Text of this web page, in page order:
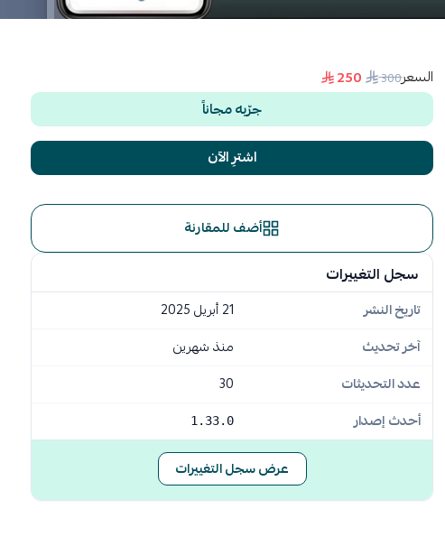
السعر300
250
جرّبه مجاناً
اشترِ الآن
أضف للمقارنة
سجل التغييرات
تاريخ النشر
21 أبريل 2025
آخر تحديث
منذ شهرين
عدد التحديثات
30
أحدث إصدار
1.33.0
عرض سجل التغييرات